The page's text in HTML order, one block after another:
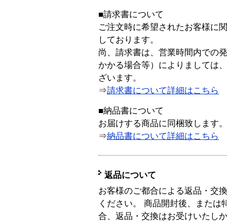
■請求書について
ご注文時に希望されたお客様に
しております。
尚、請求書は、営業時間内での
かかる場合等）によりましては
ざいます。
⇒請求書について詳細はこちら
■納品書について
お届けする商品に同梱致します。
⇒納品書について詳細はこちら
返品について
お客様のご都合による返品・交
ください。 商品開封後、または
合、返品・交換はお受けいたし